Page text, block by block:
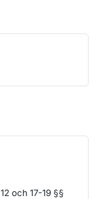
och 17-19 §§